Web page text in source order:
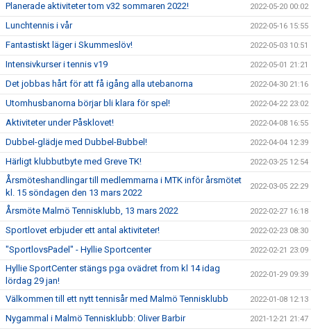
Planerade aktiviteter tom v32 sommaren 2022! 2022-05-20 00:02
Lunchtennis i vår 2022-05-16 15:55
Fantastiskt läger i Skummeslöv! 2022-05-03 10:51
Intensivkurser i tennis v19 2022-05-01 21:21
Det jobbas hårt för att få igång alla utebanorna 2022-04-30 21:16
Utomhusbanorna börjar bli klara för spel! 2022-04-22 23:02
Aktiviteter under Påsklovet! 2022-04-08 16:55
Dubbel-glädje med Dubbel-Bubbel! 2022-04-04 12:39
Härligt klubbutbyte med Greve TK! 2022-03-25 12:54
Årsmöteshandlingar till medlemmarna i MTK inför årsmötet
kl. 15 söndagen den 13 mars 2022
2022-03-05 22:29
Årsmöte Malmö Tennisklubb, 13 mars 2022 2022-02-27 16:18
Sportlovet erbjuder ett antal aktiviteter! 2022-02-23 08:30
"SportlovsPadel" - Hyllie Sportcenter 2022-02-21 23:09
Hyllie SportCenter stängs pga ovädret from kl 14 idag
lördag 29 jan!
2022-01-29 09:39
Välkommen till ett nytt tennisår med Malmö Tennisklubb 2022-01-08 12:13
Nygammal i Malmö Tennisklubb: Oliver Barbir 2021-12-21 21:47